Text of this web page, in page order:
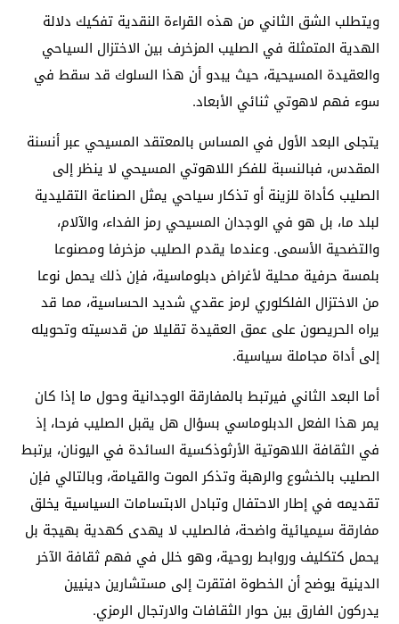
ويتطلب الشق الثاني من هذه القراءة النقدية تفكيك دلالة
الهدية المتمثلة في الصليب المزخرف بين الاختزال السياحي
والعقيدة المسيحية، حيث يبدو أن هذا السلوك قد سقط في
سوء فهم لاهوتي ثنائي الأبعاد.
يتجلى البعد الأول في المساس بالمعتقد المسيحي عبر أنسنة
المقدس، فبالنسبة للفكر اللاهوتي المسيحي لا ينظر إلى
الصليب كأداة للزينة أو تذكار سياحي يمثل الصناعة التقليدية
لبلد ما، بل هو في الوجدان المسيحي رمز الفداء، والآلام،
والتضحية الأسمى. وعندما يقدم الصليب مزخرفا ومصنوعا
بلمسة حرفية محلية لأغراض دبلوماسية، فإن ذلك يحمل نوعا
من الاختزال الفلكلوري لرمز عقدي شديد الحساسية، مما قد
يراه الحريصون على عمق العقيدة تقليلا من قدسيته وتحويله
إلى أداة مجاملة سياسية.
أما البعد الثاني فيرتبط بالمفارقة الوجدانية وحول ما إذا كان
يمر هذا الفعل الدبلوماسي بسؤال هل يقبل الصليب فرحا، إذ
في الثقافة اللاهوتية الأرثوذكسية السائدة في اليونان، يرتبط
الصليب بالخشوع والرهبة وتذكر الموت والقيامة، وبالتالي فإن
تقديمه في إطار الاحتفال وتبادل الابتسامات السياسية يخلق
مفارقة سيميائية واضحة، فالصليب لا يهدى كهدية بهيجة بل
يحمل كتكليف وروابط روحية، وهو خلل في فهم ثقافة الآخر
الدينية يوضح أن الخطوة افتقرت إلى مستشارين دينيين
يدركون الفارق بين حوار الثقافات والارتجال الرمزي.